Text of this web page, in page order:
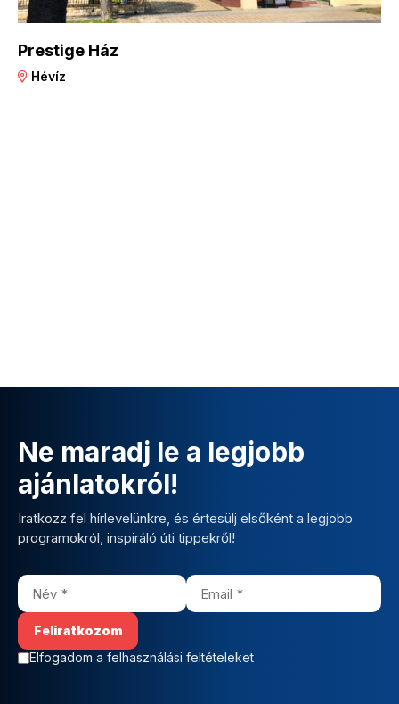
Prestige Ház
Hévíz
Ne maradj le a legjobb
ajánlatokról!
Iratkozz fel hírlevelünkre, és értesülj elsőként a legjobb
programokról, inspiráló úti tippekről!
Elfogadom a felhasználási feltételeket